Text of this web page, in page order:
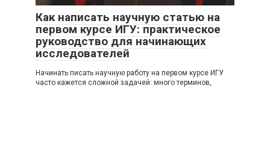
Как написать научную статью на
первом курсе ИГУ: практическое
руководство для начинающих
исследователей
Начинать писать научную работу на первом курсе ИГУ
часто кажется сложной задачей: много терминов,